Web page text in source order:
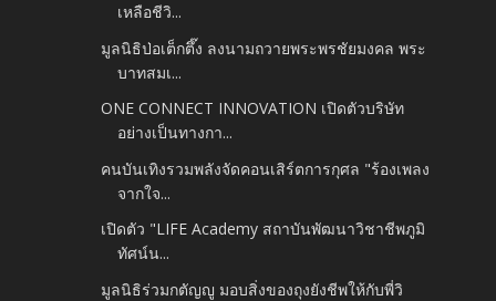
เหลือชีวิ...
มูลนิธิป่อเต็กตึ๊ง ลงนามถวายพระพรชัยมงคล พระ
บาทสมเ...
ONE CONNECT INNOVATION เปิดตัวบริษัท
อย่างเป็นทางกา...
คนบันเทิงรวมพลังจัดคอนเสิร์ตการกุศล "ร้องเพลง
จากใจ...
เปิดตัว "LIFE Academy สถาบันพัฒนาวิชาชีพภูมิ
ทัศน์น...
มูลนิธิร่วมกตัญญู มอบสิ่งของถุงยังชีพให้กับพี่วิ